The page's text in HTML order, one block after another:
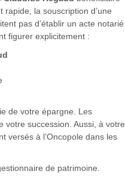
la souscription d’une
pas d’établir un acte notarié
figurer explicitement :
de votre épargne. Les
votre succession. Aussi, à votre
versés à l’Oncopole dans les
de patrimoine.